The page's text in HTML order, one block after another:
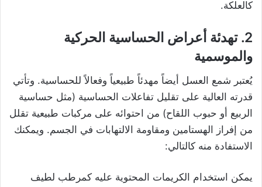
كالعلكة.
2. تهدئة أعراض الحساسية الحركية
والموسمية
يُعتبر شمع العسل أيضاً مهدئاً طبيعياً وفعالاً للحساسية. وتأتي
قدرته العالية على تقليل تفاعلات الحساسية (مثل حساسية
الربيع أو حبوب اللقاح) من احتوائه على مركبات طبيعية تقلل
من إفراز الهستامين ومقاومة الالتهابات في الجسم. ويمكنك
الاستفادة منه كالتالي:
يمكن استخدام الكريمات المحتوية عليه كمرطب لطيف